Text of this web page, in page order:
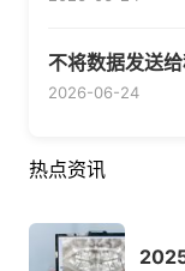
不将数据发送
2026-06-24
热点资讯